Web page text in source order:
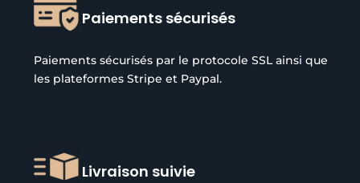
Paiements sécurisés
Paiements sécurisés par le protocole SSL ainsi que
les plateformes Stripe et Paypal.
Livraison suivie